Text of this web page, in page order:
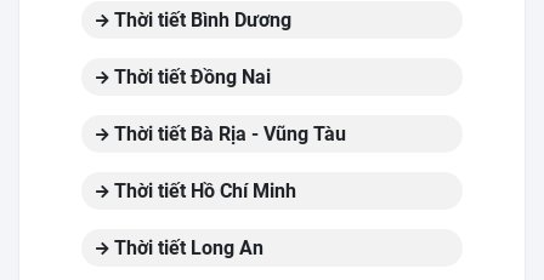
Thời tiết Bình Dương
Thời tiết Đồng Nai
Thời tiết Bà Rịa - Vũng Tàu
Thời tiết Hồ Chí Minh
Thời tiết Long An